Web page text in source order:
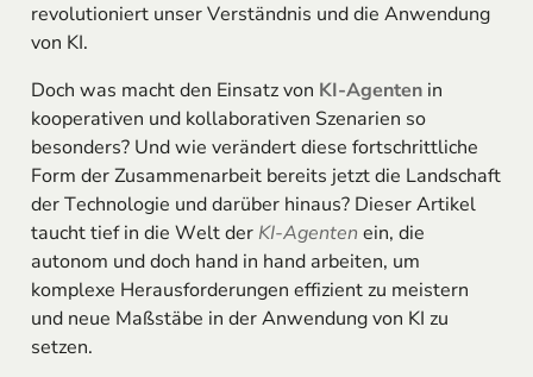
revolutioniert unser Verständnis und die Anwendung
von KI.
Doch was macht den Einsatz von KI-Agentenin
kooperativen und kollaborativen Szenarien so
besonders? Und wie verändert diese fortschrittliche
Form der Zusammenarbeit bereits jetzt die Landschaft
der Technologie und darüber hinaus? Dieser Artikel
taucht tief in die Welt der KI-Agenten ein, die
autonom und doch hand in hand arbeiten, um
komplexe Herausforderungen effizient zu meistern
und neue Maßstäbe in der Anwendung von KI zu
setzen.